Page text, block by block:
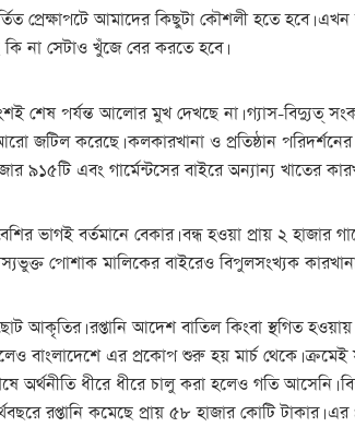
প্রেক্ষাপটে আমাদের কিছুটা কৌশলী হতে হবে।
না সেটাও খুঁজে বের করতে হবে।
শেষ পর্যন্ত আলোর মুখ দেখছে না। গ্যাস-বিদ্যুত্
আরো জটিল করেছে। কলকারখানা ও প্রতিষ্ঠান
৯১৫টি এবং গার্মেন্টসের বাইরে অন্যান্য খাতের
বর্তমানে বেকার। বন্ধ হওয়া প্রায় ২ হাজার
পোশাক মালিকের বাইরেও বিপুলসংখ্যক কারখানা
আকৃতির। রপ্তানি আদেশ বাতিল কিংবা স্থগিত
বাংলাদেশে এর প্রকোপ শুরু হয় মার্চ থেকে।
ধীরে ধীরে চালু করা হলেও গতি আসেনি।
রপ্তানি কমেছে প্রায় ৫৮ হাজার কোটি টাকার। এর